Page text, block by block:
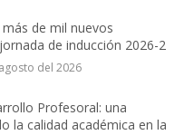
de mil nuevos
de inducción 2026-2
del 2026
Profesoral: una
la calidad académica en la